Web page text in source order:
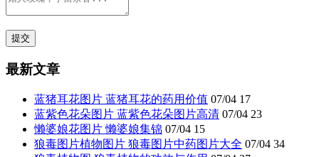
最新文章
蓝猪耳花图片 蓝猪耳花的药用价值 07/04 17
蓝紫色花朵图片 蓝紫色花朵图片高清 07/04 23
懒婆娘花图片 懒婆娘集锦 07/04 15
狼毒图片植物图片 狼毒图片中药图片大全 07/04 34